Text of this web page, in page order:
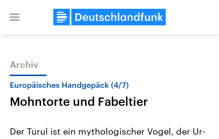
Close
Themen
Archiv
Europäisches Handgepäck (4/7)
Mohntorte und Fabeltier
Der Turul ist ein mythologischer Vogel, der Ur-